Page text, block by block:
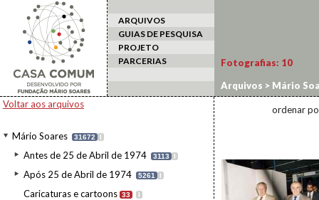
ARQUIVOS
GUIAS DE PESQUISA
PROJETO
PARCERIAS
Voltar aos arquivos
Mário Soares 31672 I
Antes de 25 de Abril de 1974 3113 I
Após 25 de Abril de 1974 5261 I
Caricaturas e cartoons 33 I
Fotografias: 10
Arquivos > Mário
ordenar